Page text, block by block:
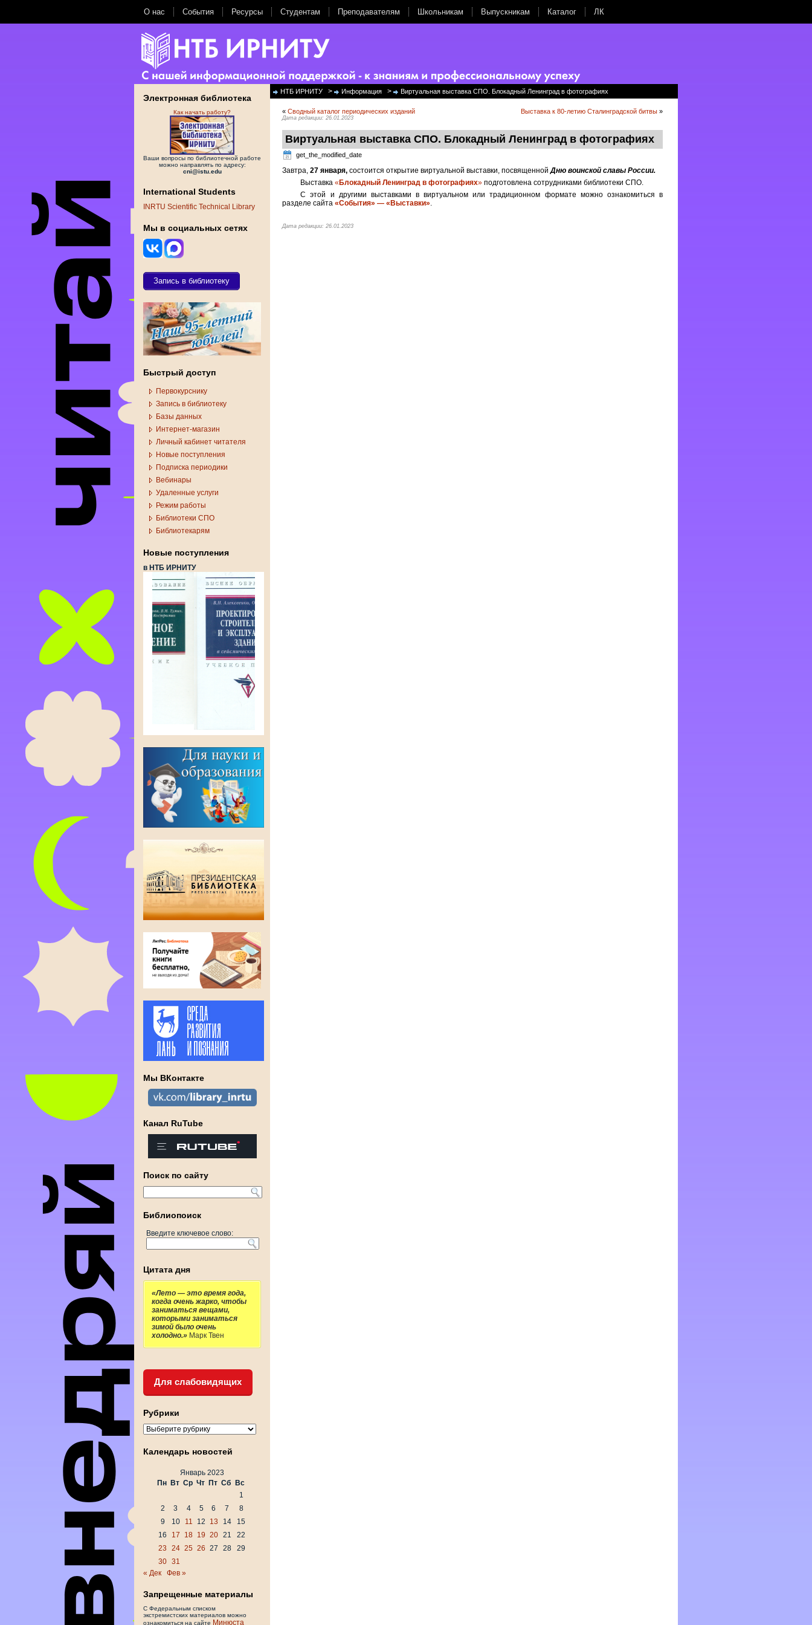
О нас События Ресурсы Студентам Преподавателям Школьникам Выпускникам Каталог ЛК
Электронная библиотека
Как начать работу?
Ваши вопросы по библиотечной работе
можно направлять по адресу:
cni@istu.edu
International Students
INRTU Scientific Technical Library
Мы в социальных сетях
Запись в библиотеку
Быстрый доступ
Первокурснику
Запись в библиотеку
Базы данных
Интернет-магазин
Личный кабинет читателя
Новые поступления
Подписка периодики
Вебинары
Удаленные услуги
Режим работы
Библиотеки СПО
Библиотекарям
Новые поступления
в НТБ ИРНИТУ
Мы ВКонтакте
Канал RuTube
Поиск по сайту
Библиопоиск
Введите ключевое слово:
Цитата дня
«Лето — это время года,
когда очень жарко, чтобы
заниматься вещами,
которыми заниматься
зимой было очень
холодно.» Марк Твен
Для слабовидящих
Рубрики
Рубрики
Календарь новостей
Январь 2023
Пн Вт Ср Чт Пт Сб
Вс
1
2
3 4 5 6 7
8
9
10 11 12 13 14
15
16
17 18 19 20 21
22
23
24 25 26 27 28
29
30 31
« Дек
Фев »
Запрещенные материалы
С Федеральным списком
экстремистских материалов можно
ознакомиться на сайте Минюста
НТБ ИРНИТУ > Информация > Виртуальная выставка СПО. Блокадный Ленинград в фотографиях
« Сводный каталог периодических изданий Выставка к 80-летию Сталинградской битвы »
Дата редакции: 26.01.2023
Виртуальная выставка СПО. Блокадный Ленинград в фотографиях
get_the_modified_date
Завтра, 27 января, состоится открытие виртуальной выставки, посвященнойДню воинской славы России.
Выставка« Блокадный Ленинград в фотографиях» подготовлена сотрудниками библиотеки СПО.
С этой и другими выставками в виртуальном или традиционном формате можно ознакомиться в
разделе сайта «События» — «Выставки».
Дата редакции: 26.01.2023